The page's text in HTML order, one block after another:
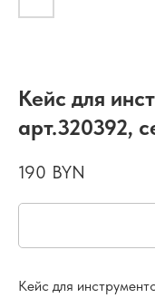
Кейс для
арт.320392,
190 BYN
Кейс для